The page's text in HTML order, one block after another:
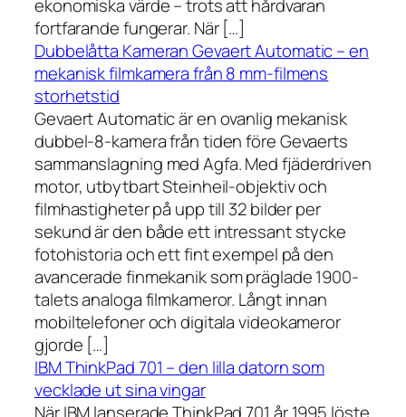
ekonomiska värde – trots att hårdvaran
fortfarande fungerar. När […]
Dubbelåtta Kameran Gevaert Automatic – en
mekanisk filmkamera från 8 mm-filmens
storhetstid
Gevaert Automatic är en ovanlig mekanisk
dubbel-8-kamera från tiden före Gevaerts
sammanslagning med Agfa. Med fjäderdriven
motor, utbytbart Steinheil-objektiv och
filmhastigheter på upp till 32 bilder per
sekund är den både ett intressant stycke
fotohistoria och ett fint exempel på den
avancerade finmekanik som präglade 1900-
talets analoga filmkameror. Långt innan
mobiltelefoner och digitala videokameror
gjorde […]
IBM ThinkPad 701 – den lilla datorn som
vecklade ut sina vingar